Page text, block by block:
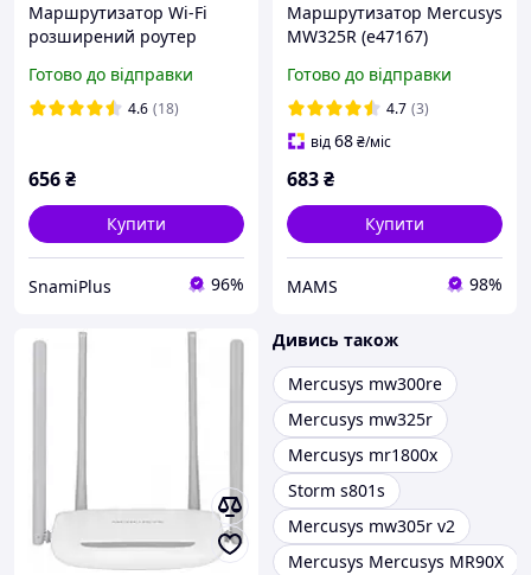
Маршрутизатор Wi-Fi
розширений роутер
Готово до відправки
4.6 (18)
656₴
Купити
SnamiPlus 96%
Маршрутизатор Mercusys
MW325R (e47167)
Готово до відправки
4.7 (3)
від68₴/міс
683₴
Купити
MAMS 98%
Дивись також
Mercusys mw300re
Mercusys mw325r
Mercusys mr1800x
Storm s801s
Mercusys mw305r v2
Mercusys Mercusys MR90X